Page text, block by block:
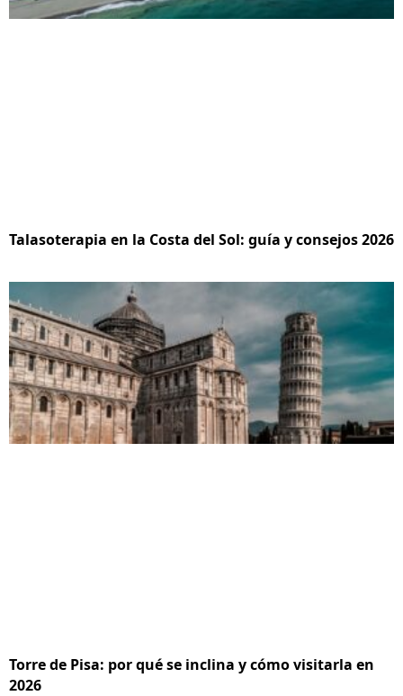
Talasoterapia en la Costa del Sol: guía y consejos 2026
Torre de Pisa: por qué se inclina y cómo visitarla en
2026